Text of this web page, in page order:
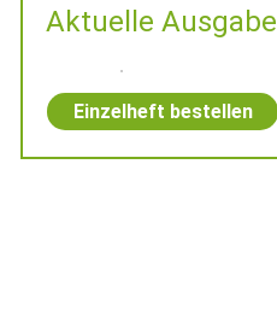
Aktuelle Ausgabe
Einzelheft bestellen